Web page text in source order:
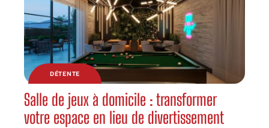
DÉTENTE
Salle de jeux à domicile : transformer
votre espace en lieu de divertissement